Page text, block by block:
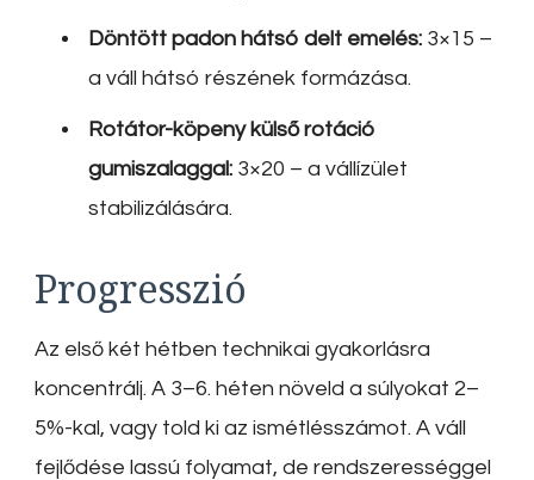
Döntött padon hátsó delt emelés: 3×15 –
a váll hátsó részének formázása.
Rotátor-köpeny külső rotáció
gumiszalaggal: 3×20 – a vállízület
stabilizálására.
Progresszió
Az első két hétben technikai gyakorlásra
koncentrálj. A 3–6. héten növeld a súlyokat 2–
5%-kal, vagy told ki az ismétlésszámot. A váll
fejlődése lassú folyamat, de rendszerességgel